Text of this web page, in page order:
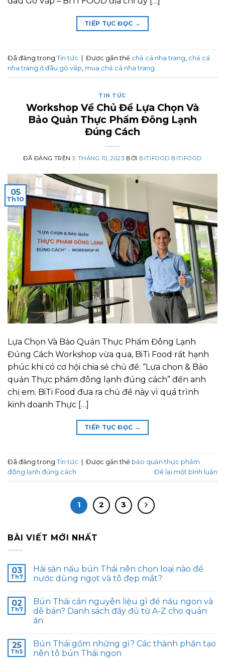
TIẾP TỤC ĐỌC →
Đã đăng trong Tin tức | Được gắn thẻ chả cá nha trang chả cá
nha trang ở đâu gò vấp mua chả cá nha trang
TIN TỨC
Workshop Về Chủ Đề Lựa Chọn Và
Bảo Quản Thực Phẩm Đông Lạnh
Đúng Cách
ĐÃ ĐĂNG TRÊN5 THÁNG 10, 2023 BỞI BITIFOOD BITIFOOD
05
Th10
Lựa Chọn Và Bảo Quản Thực Phẩm Đông Lạnh
Đúng Cách Workshop vừa qua, BiTi Food rất hạnh
phúc khi có cơ hội chia sẻ chủ đề: “Lựa chọn & Bảo
quản Thực phẩm đông lạnh đúng cách” đến anh
chị em. BiTi Food đưa ra chủ đề này vì quá trình
kinh doanh Thực […]
TIẾP TỤC ĐỌC →
Đã đăng trong Tin tức | Được gắn thẻ bảo quản thực phẩm
đông lạnh đúng cách
Để lại một bình luận
1 2 3
BÀI VIẾT MỚI NHẤT
03
Th7
Hải sản nấu bún Thái nên chọn loại nào để
nước dùng ngọt và tô đẹp mắt?
02
Th7
Bún Thái cần nguyên liệu gì để nấu ngon và
dễ bán? Danh sách đầy đủ từ A-Z cho quán
ăn
25
Th5
Bún Thái gồm những gì? Các thành phần tạo
nên tô bún Thái ngon